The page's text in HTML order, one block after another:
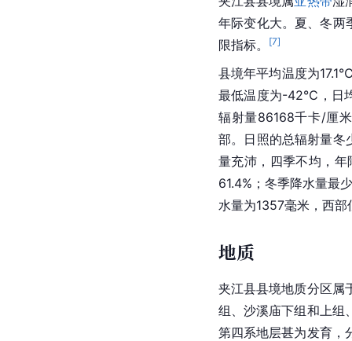
年际变化大。夏、冬
限指标。
[7]
县境年平均温度为
最低温度为-42℃，日
辐射量86168千卡/厘
部。 日照的总辐射量冬
量充沛，四季不均，
61.4%；冬季降水量最
水量为1357毫米，西
地质
夹江县县境地质分区属
组、沙溪庙下组和上组
第四系地层甚为发育，